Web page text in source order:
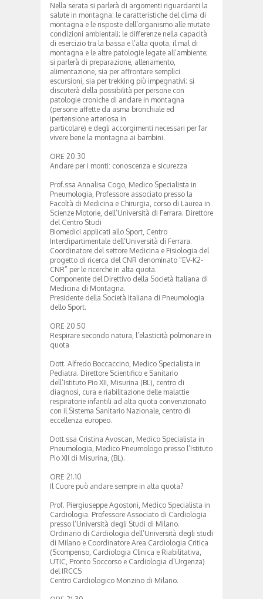
Nella serata si parlerà di argomenti riguardanti la
salute in montagna: le caratteristiche del clima di
montagna e le risposte dell’organismo alle mutate
condizioni ambientali; le differenze nella capacità
di esercizio tra la bassa e l’alta quota; il mal di
montagna e le altre patologie legate all’ambiente;
si parlerà di preparazione, allenamento,
alimentazione, sia per affrontare semplici
escursioni, sia per trekking più impegnativi; si
discuterà della possibilità per persone con
patologie croniche di andare in montagna
(persone affette da asma bronchiale ed
ipertensione arteriosa in
particolare) e degli accorgimenti necessari per far
vivere bene la montagna ai bambini.
ORE 20.30
Andare per i monti: conoscenza e sicurezza
Prof.ssa Annalisa Cogo, Medico Specialista in
Pneumologia, Professore associato presso la
Facoltà di Medicina e Chirurgia, corso di Laurea in
Scienze Motorie, dell’Università di Ferrara. Direttore
del Centro Studi
Biomedici applicati allo Sport, Centro
Interdipartimentale dell’Università di Ferrara.
Coordinatore del settore Medicina e Fisiologia del
progetto di ricerca del CNR denominato “EV-K2-
CNR” per le ricerche in alta quota.
Componente del Direttivo della Società Italiana di
Medicina di Montagna.
Presidente della Società Italiana di Pneumologia
dello Sport.
ORE 20.50
Respirare secondo natura, l’elasticità polmonare in
quota
Dott. Alfredo Boccaccino, Medico Specialista in
Pediatra. Direttore Scientifico e Sanitario
dell’Istituto Pio XII, Misurina (BL), centro di
diagnosi, cura e riabilitazione delle malattie
respiratorie infantili ad alta quota convenzionato
con il Sistema Sanitario Nazionale, centro di
eccellenza europeo.
Dott.ssa Cristina Avoscan, Medico Specialista in
Pneumologia, Medico Pneumologo presso l’Istituto
Pio XII di Misurina, (BL).
ORE 21.10
Il Cuore può andare sempre in alta quota?
Prof. Piergiuseppe Agostoni, Medico Specialista in
Cardiologia. Professore Associato di Cardiologia
presso l’Università degli Studi di Milano.
Ordinario di Cardiologia dell’Università degli studi
di Milano e Coordinatore Area Cardiologia Critica
(Scompenso, Cardiologia Clinica e Riabilitativa,
UTIC, Pronto Soccorso e Cardiologia d’Urgenza)
del IRCCS
Centro Cardiologico Monzino di Milano.